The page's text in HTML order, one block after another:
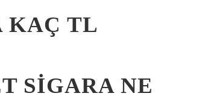
KAÇ TL
SIGARA NE